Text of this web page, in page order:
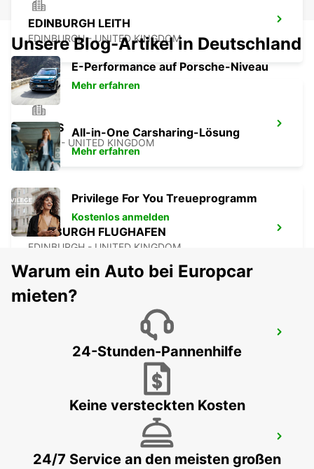
EDINBURGH LEITH
EDINBURGH - UNITED KINGDOM
LEEDS
LEEDS - UNITED KINGDOM
EDINBURGH FLUGHAFEN
EDINBURGH - UNITED KINGDOM
PRESTON - UNITED KINGDOM
HULL - UNITED KINGDOM
Unsere Blog-Artikel in Deutschland
E-Performance auf Porsche-Niveau
Mehr erfahren
All-in-One Carsharing-Lösung
Mehr erfahren
Privilege For You Treueprogramm
Kostenlos anmelden
Warum ein Auto bei Europcar
mieten?
24-Stunden-Pannenhilfe
Keine versteckten Kosten
24/7 Service an den meisten großen